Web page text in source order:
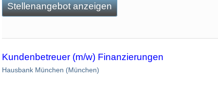
Stellenangebot anzeigen
Kundenbetreuer (m/w) Finanzierungen
Hausbank München (München)